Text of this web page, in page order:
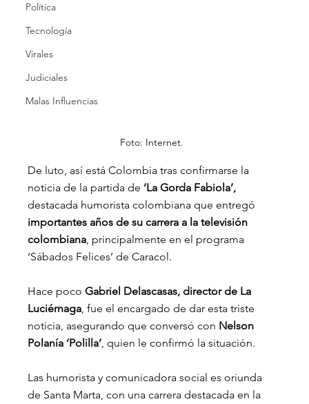
Política
Tecnología
Virales
Judiciales
Malas Influencias
Foto: Internet.
De luto, así está Colombia tras confirmarse la
noticia de la partida de ‘La Gorda Fabiola’,
destacada humorista colombiana que entregó
importantes años de su carrera a la televisión
colombiana , principalmente en el programa
‘Sábados Felices’ de Caracol.
Hace poco Gabriel Delascasas, director de La
Luciérnaga , fue el encargado de dar esta triste
noticia, asegurando que conversó con Nelson
Polanía ‘Polilla’ , quien le confirmó la situación.
Las humorista y comunicadora social es oriunda
de Santa Marta, con una carrera destacada en la